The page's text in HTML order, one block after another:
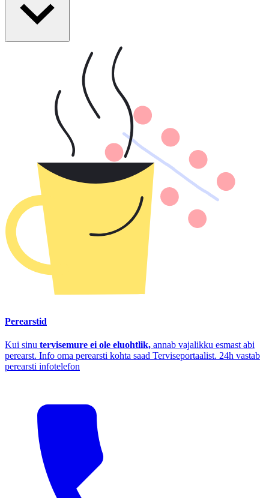
Perearstid
Kui sinu tervisemure ei ole eluohtlik, annab vajalikku esmast abi
perearst. Info oma perearsti kohta saad Terviseportaalist. 24h vastab
perearsti infotelefon